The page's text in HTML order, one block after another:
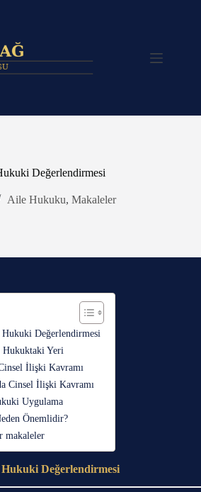
Değerlendirmesi
Aile Hukuku, Makaleler
Değerlendirmesi
Hukuktaki Yeri
İlişki Kavramı
Cinsel İlişki Kavramı
Uygulama
Önemlidir?
makaleler
Değerlendirmesi